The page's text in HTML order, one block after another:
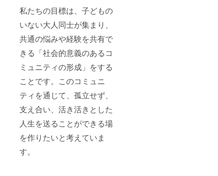
私たちの目標は、子どもの
いない大人同士が集まり、
共通の悩みや経験を共有で
きる「社会的意義のあるコ
ミュニティの形成」をする
ことです。このコミュニ
ティを通じて、孤立せず、
支え合い、活き活きとした
人生を送ることができる場
を作りたいと考えていま
す。